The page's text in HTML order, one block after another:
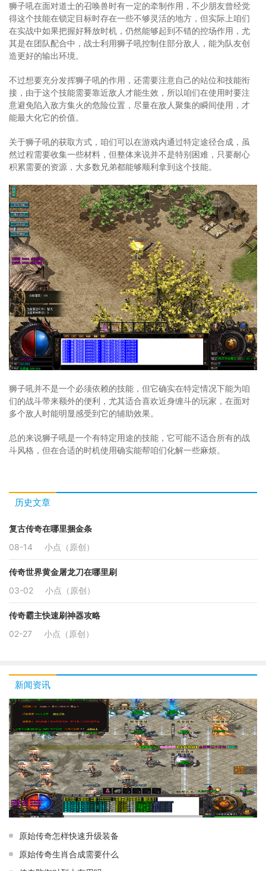
狮子吼在面对道士的召唤兽时有一定的牵制作用，不少朋友曾经觉
得这个技能在锁定目标时存在一些不够灵活的地方，但实际上咱们
在实战中如果把握好释放时机，仍然能够起到不错的控场作用，尤
其是在团队配合中，战士利用狮子吼控制住部分敌人，能为队友创
造更好的输出环境。
不过想要充分发挥狮子吼的作用，还需要注意自己的站位和技能衔
接，由于这个技能需要靠近敌人才能生效，所以咱们在使用时要注
意避免陷入敌方集火的危险位置，尽量在敌人聚集的瞬间使用，才
能最大化它的价值。
关于狮子吼的获取方式，咱们可以在游戏内通过特定途径合成，虽
然过程需要收集一些材料，但整体来说并不是特别困难，只要耐心
积累需要的资源，大多数兄弟都能够顺利拿到这个技能。
狮子吼并不是一个必须依赖的技能，但它确实在特定情况下能为咱
们的战斗带来额外的便利，尤其适合喜欢近身缠斗的玩家，在面对
多个敌人时能明显感受到它的辅助效果。
总的来说狮子吼是一个有特定用途的技能，它可能不适合所有的战
斗风格，但在合适的时机使用确实能帮咱们化解一些麻烦。
历史文章
复古传奇在哪里捆金条
08-14
小点（原创）
传奇世界黄金屠龙刀在哪里刷
03-02
小点（原创）
传奇霸主快速刷神器攻略
02-27
小点（原创）
新闻资讯
原始传奇怎样快速升级装备
原始传奇生肖合成需要什么